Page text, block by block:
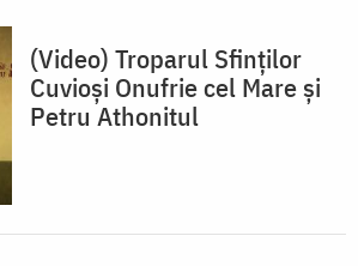
(Video) Troparul Sfinților
Cuvioși Onufrie cel Mare și
Petru Athonitul